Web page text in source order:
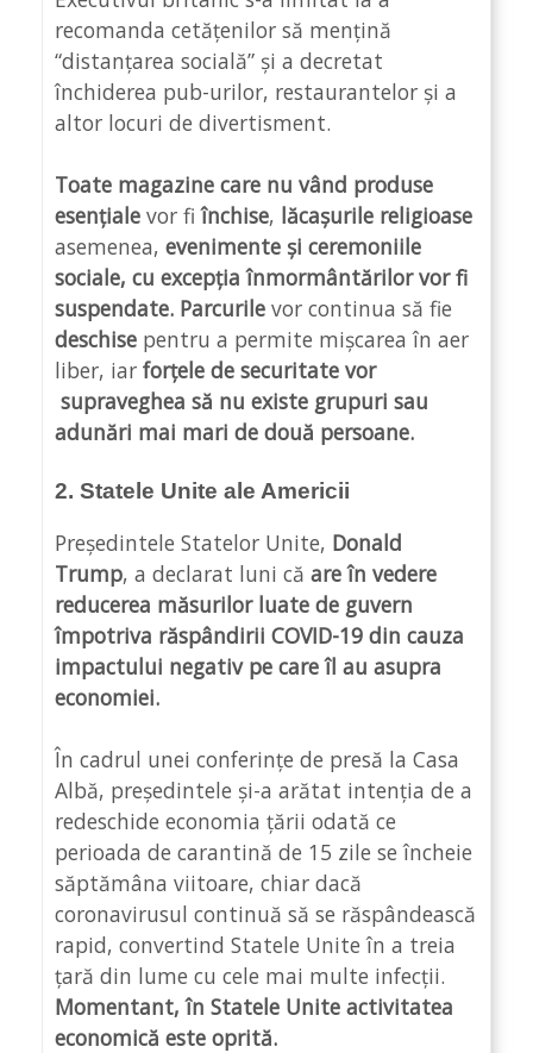
recomanda cetățenilor să mențină
“distanțarea socială” și a decretat
închiderea pub-urilor, restaurantelor și a
altor locuri de divertisment.
Toate magazine care nu vând produse
esențiale vor fi închise, lăcașurile religioase
asemenea, evenimente și ceremoniile
sociale, cu excepția înmormântărilor vor fi
suspendate. Parcurile vor continua să fie
deschise pentru a permite mișcarea în aer
liber, iar forțele de securitate vor
supraveghea să nu existe grupuri sau
adunări mai mari de două persoane.
2. Statele Unite ale Americii
Președintele Statelor Unite, Donald
Trump, a declarat luni că are în vedere
reducerea măsurilor luate de guvern
împotriva răspândirii COVID-19 din cauza
impactului negativ pe care îl au asupra
economiei.
În cadrul unei conferințe de presă la Casa
Albă, președintele și-a arătat intenția de a
redeschide economia țării odată ce
perioada de carantină de 15 zile se încheie
săptămâna viitoare, chiar dacă
coronavirusul continuă să se răspândească
rapid, convertind Statele Unite în a treia
țară din lume cu cele mai multe infecții.
Momentant, în Statele Unite activitatea
economică este oprită.